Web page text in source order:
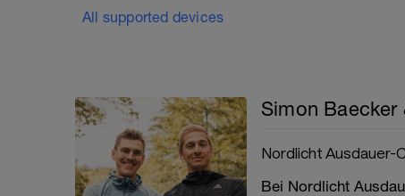
All supported devices
Simon Baecker
Nordlicht Ausdauer-
Bei Nordlicht